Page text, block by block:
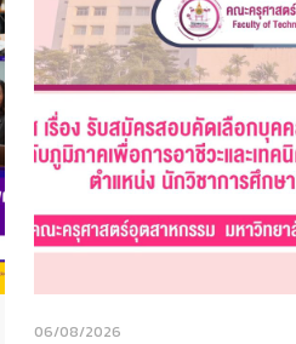
06/08/2026